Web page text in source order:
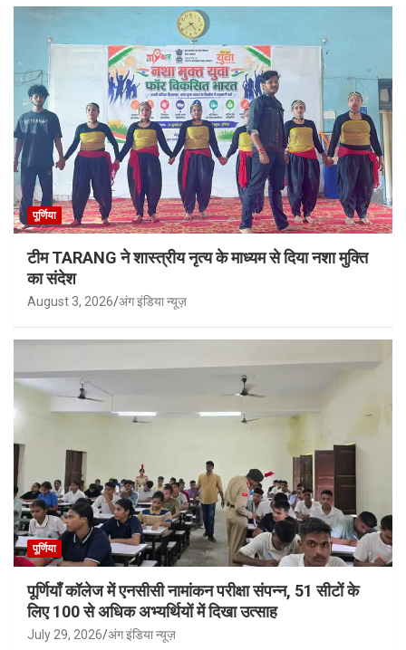
पूर्णिया
टीम TARANG ने शास्त्रीय नृत्य के माध्यम से दिया नशा मुक्ति
का संदेश
August 3, 2026 अंग इंडिया न्यूज़
पूर्णिया
पूर्णियाँ कॉलेज में एनसीसी नामांकन परीक्षा संपन्न, 51 सीटों के
लिए 100 से अधिक अभ्यर्थियों में दिखा उत्साह
July 29, 2026 अंग इंडिया न्यूज़